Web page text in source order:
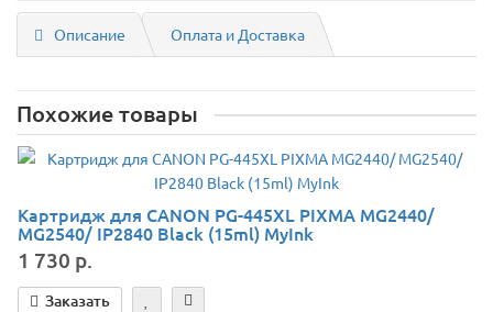
Описание Оплата и Доставка
Похожие товары
Картридж для CANON PG-445XL PIXMA MG2440/
MG2540/ IP2840 Black (15ml) MyInk
1 730 р.
Заказать